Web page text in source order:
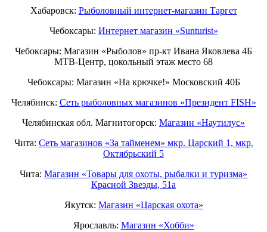
Хабаровск: Рыболовный интернет-магазин Таргет
Чебоксары: Интернет магазин «Sunturist»
Чебоксары: Магазин «Рыболов» пр-кт Ивана Яковлева 4Б
МТВ-Центр, цокольный этаж место 68
Чебоксары: Магазин «На крючке!» Московский 40Б
Челябинск: Сеть рыболовных магазинов «Президент FISH»
Челябинская обл. Магнитогорск: Магазин «Наутилус»
Чита: Сеть магазинов «За тайменем» мкр. Царский 1, мкр.
Октябрьский 5
Чита: Магазин «Товары для охоты, рыбалки и туризма»
Красной Звезды, 51а
Якутск: Магазин «Царская охота»
Ярославль: Магазин «Хобби»